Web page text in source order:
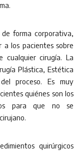
forma corporativa,
a los pacientes sobre
cualquier cirugía. La
Plástica, Estética
proceso. Es muy
quiénes son los
para que no se
quirúrgicos